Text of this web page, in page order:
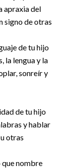
apraxia del
signo de otras
de tu hijo
la lengua y la
sonreír y
de tu hijo
y hablar
otras
que nombre